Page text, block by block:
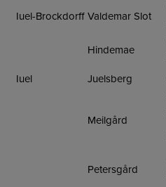
Iuel-Brockdorff Valdemar Slot
Hindemae
Iuel
Juelsberg
Meilgård
Petersgård